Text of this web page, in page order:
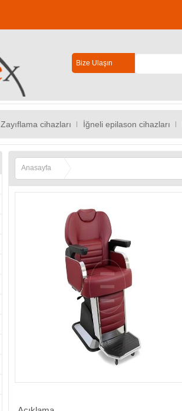
Bize Ulaşın
Zayıflama cihazları İğneli epilason cihazları
Anasayfa